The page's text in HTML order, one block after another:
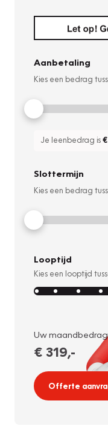
Aanbetaling
Kies een bedrag
Je leenbedrag is
Slottermijn
Kies een bedrag
Looptijd
Kies een looptijd
Uw
€ 319,-
Offerte